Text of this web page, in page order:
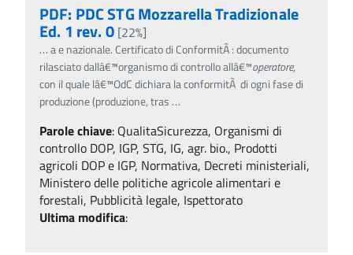
PDF: PDC STG Mozzarella Tradizionale
Ed. 1 rev. 0 [22%]
…a e nazionale. Certificato di ConformitÃ : documento
rilasciato dallâ€™organismo di controllo allâ€™operatore,
con il quale lâ€™OdC dichiara la conformitÃ di ogni fase di
produzione (produzione, tras …
Parole chiave: QualitaSicurezza, Organismi di
controllo DOP, IGP, STG, IG, agr. bio., Prodotti
agricoli DOP e IGP, Normativa, Decreti ministeriali,
Ministero delle politiche agricole alimentari e
forestali, Pubblicità legale, Ispettorato
Ultima modifica: